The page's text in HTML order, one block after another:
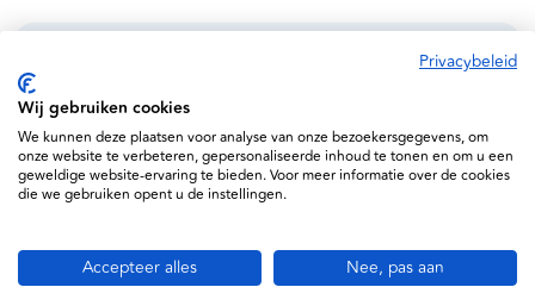
Service
Support
Daxtrio B.V. © 2026
Privacybeleid
Wij gebruiken cookies
We kunnen deze plaatsen voor analyse van onze bezoekersgegevens, om
onze website te verbeteren, gepersonaliseerde inhoud te tonen en om u een
geweldige website-ervaring te bieden. Voor meer informatie over de cookies
die we gebruiken opent u de instellingen.
Accepteer alles Nee, pas aan